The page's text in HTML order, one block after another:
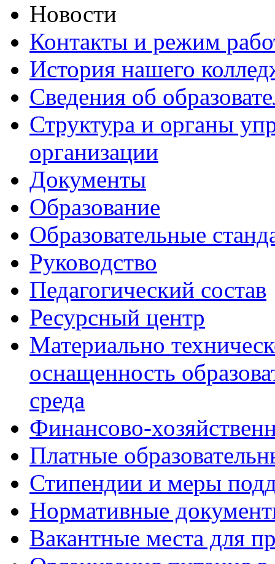
Новости
Контакты и режим
История нашего
Сведения об
Структура и органы
организации
Документы
Образование
Образовательные
Руководство
Педагогический состав
Ресурсный центр
Материально
оснащенность
среда
Финансово-
Платные
Стипендии и меры
Нормативные
Вакантные места для